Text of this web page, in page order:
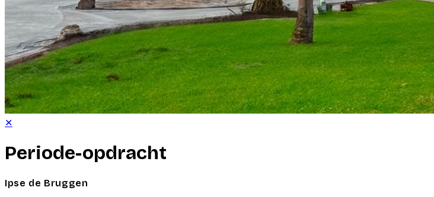
✕
Periode-opdracht
Ipse de Bruggen